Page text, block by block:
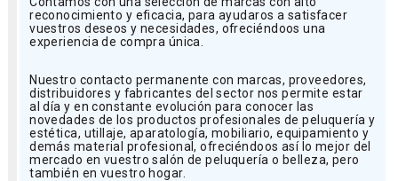
reconocimiento y eficacia, para ayudaros a satisfacer
vuestros deseos y necesidades, ofreciéndoos una
experiencia de compra única.
Nuestro contacto permanente con marcas, proveedores,
distribuidores y fabricantes del sector nos permite estar
al día y en constante evolución para conocer las
novedades de los productos profesionales de peluquería y
estética, utillaje, aparatología, mobiliario, equipamiento y
demás material profesional, ofreciéndoos así lo mejor del
mercado en vuestro salón de peluquería o belleza, pero
también en vuestro hogar.